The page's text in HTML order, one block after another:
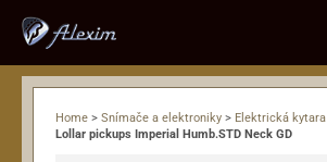
Home > Snímače a elektroniky > Elektrická kytara
Lollar pickups Imperial Humb.STD Neck GD